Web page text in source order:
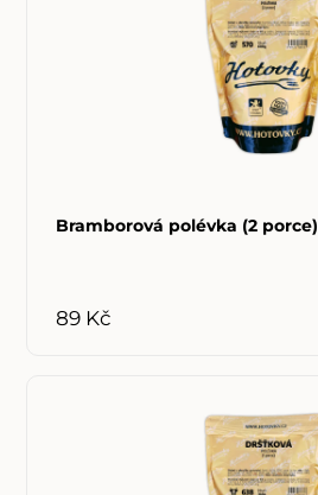
Bramborová polévka (2 porce)
89 Kč